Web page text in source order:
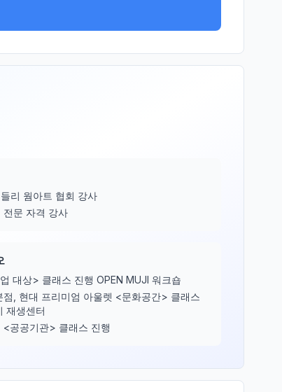
리 웜아트 협회 강사
전문 자격 강사
대상> 클래스 진행 OPEN MUJI 워크숍
점, 현대 프리미엄 아울렛 <문화공간> 클래스
재생센터
<공공기관> 클래스 진행